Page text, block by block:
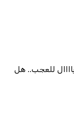
للعجب.. هل